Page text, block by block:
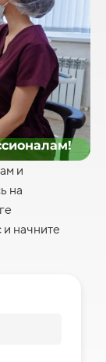
и
на
начните